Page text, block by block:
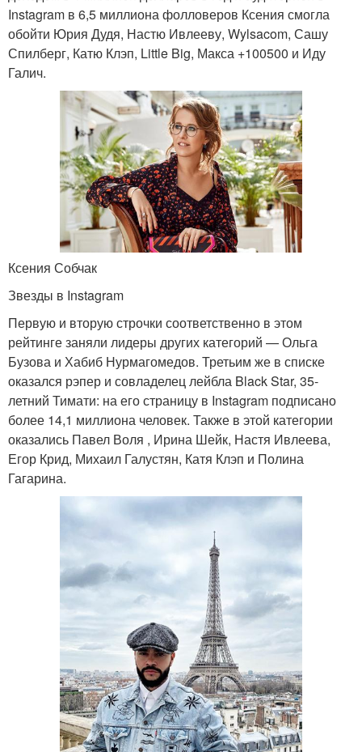
Instagram в 6,5 миллиона фолловеров Ксения смогла
обойти Юрия Дудя, Настю Ивлееву, Wylsacom, Сашу
Спилберг, Катю Клэп, Little Big, Макса +100500 и Иду
Галич.
Ксения Собчак
Звезды в Instagram
Первую и вторую строчки соответственно в этом
рейтинге заняли лидеры других категорий — Ольга
Бузова и Хабиб Нурмагомедов. Третьим же в списке
оказался рэпер и совладелец лейбла Black Star, 35-
летний Тимати: на его страницу в Instagram подписано
более 14,1 миллиона человек. Также в этой категории
оказались Павел Воля , Ирина Шейк, Настя Ивлеева,
Егор Крид, Михаил Галустян, Катя Клэп и Полина
Гагарина.